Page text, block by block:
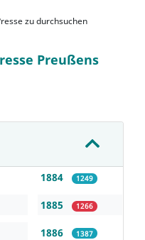
zu durchsuchen
Preußens
1884 1249
1885 1266
1886 1387